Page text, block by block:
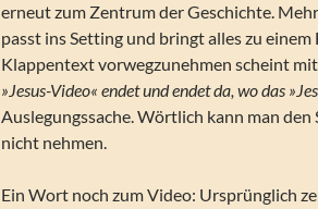
erneut zum Zentrum der Geschichte.
passt ins Setting und bringt alles zu einem
Klappentext vorwegzunehmen scheint
»Jesus-Video« endet und endet da, wo das
Auslegungssache. Wörtlich kann man
nicht nehmen.
Ein Wort noch zum Video: Ursprünglich